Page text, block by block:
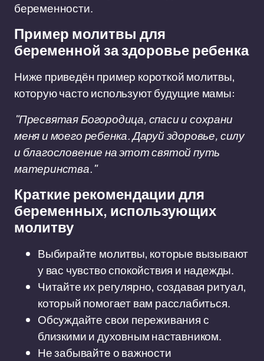
беременности.
Пример молитвы для
беременной за здоровье ребенка
Ниже приведён пример короткой молитвы,
которую часто используют будущие мамы:
"Пресвятая Богородица, спаси и сохрани
меня и моего ребенка. Даруй здоровье, силу
и благословение на этот святой путь
материнства."
Краткие рекомендации для
беременных, использующих
молитву
Выбирайте молитвы, которые вызывают
у вас чувство спокойствия и надежды.
Читайте их регулярно, создавая ритуал,
который помогает вам расслабиться.
Обсуждайте свои переживания с
близкими и духовным наставником.
Не забывайте о важности